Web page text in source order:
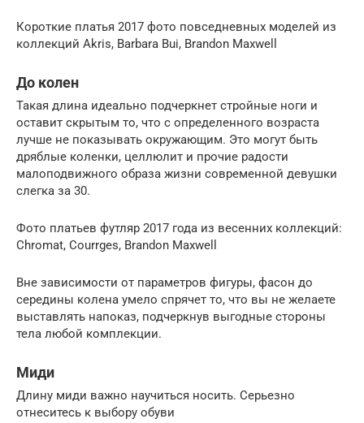
Короткие платья 2017 фото повседневных моделей из
коллекций Akris, Barbara Bui, Brandon Maxwell
До колен
Такая длина идеально подчеркнет стройные ноги и
оставит скрытым то, что с определенного возраста
лучше не показывать окружающим. Это могут быть
дряблые коленки, целлюлит и прочие радости
малоподвижного образа жизни современной девушки
слегка за 30.
Фото платьев футляр 2017 года из весенних коллекций:
Chromat, Courrges, Brandon Maxwell
Вне зависимости от параметров фигуры, фасон до
середины колена умело спрячет то, что вы не желаете
выставлять напоказ, подчеркнув выгодные стороны
тела любой комплекции.
Миди
Длину миди важно научиться носить. Серьезно
отнеситесь к выбору обуви